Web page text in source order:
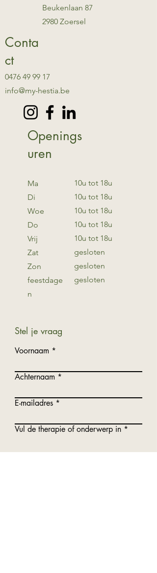
Beukenlaan 87
2980 Zoersel
Conta
ct
0476 49 99 17
info@my-hestia.be
Openings
uren
Ma
Di
Woe
Do
Vrij
Zat
Zon
feestdage
n
10u tot 18u
10u tot 18u
10u tot 18u
10u tot 18u
10u tot 18u
gesloten
gesloten
gesloten
Stel je vraag
Voornaam
Achternaam
E-mailadres
Vul de therapie of onderwerp in